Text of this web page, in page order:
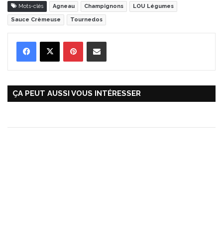
Mots-clés Agneau Champignons LOU Légumes
Sauce Crèmeuse Tournedos
ÇA PEUT AUSSI VOUS INTÉRESSER